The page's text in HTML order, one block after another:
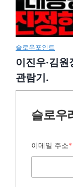
슬로우포인트
이진우·김원
관람기.
슬로우
이메일 주소*